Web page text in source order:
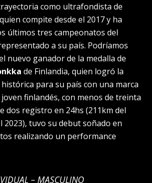
como ultrafondista de
compite desde el 2017 y ha
últimos tres campeonatos del
a su país. Podríamos
nuevo ganador de la medalla de
de Finlandia, quien logró la
para su país con una marca
joven finlandés, con menos de treinta
dos registro en 24hs (211km del
2023), tuvo su debut soñado en
realizando un performance
– MASCULINO